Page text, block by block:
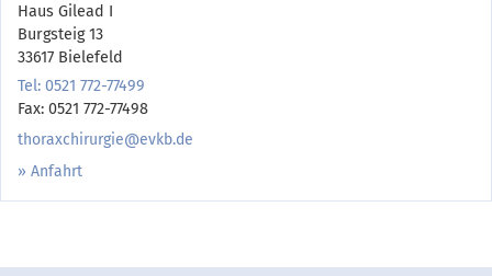
Haus Gilead I
Burgsteig 13
33617 Bielefeld
Tel: 0521 772-77499
Fax: 0521 772-77498
thoraxchirurgie@evkb.de
Anfahrt